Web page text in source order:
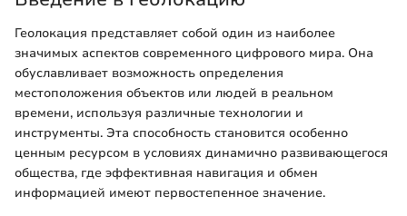
Геолокация представляет собой один из наиболее
значимых аспектов современного цифрового мира. Она
обуславливает возможность определения
местоположения объектов или людей в реальном
времени, используя различные технологии и
инструменты. Эта способность становится особенно
ценным ресурсом в условиях динамично развивающегося
общества, где эффективная навигация и обмен
информацией имеют первостепенное значение.